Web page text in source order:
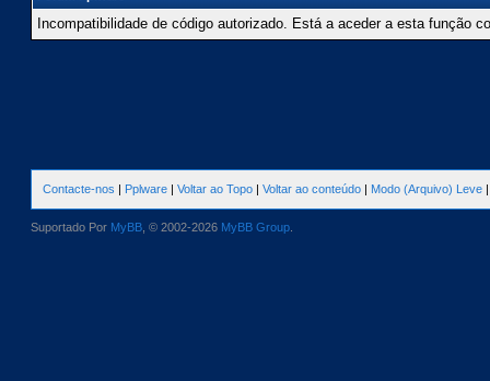
Incompatibilidade de código autorizado. Está a aceder a esta função
Contacte-nos | Pplware | Voltar ao Topo | Voltar ao conteúdo | Modo (Arquivo) Leve
Suportado Por MyBB , © 2002-2026 MyBB Group